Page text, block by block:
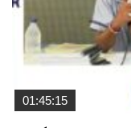
01:45:15